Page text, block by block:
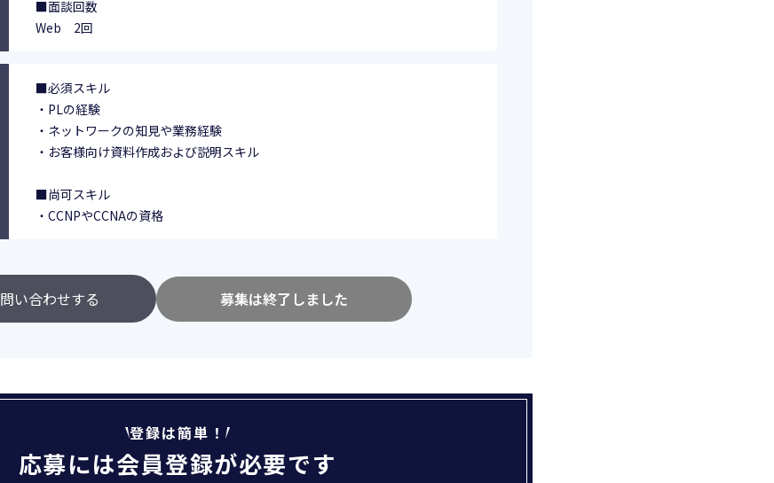
■面談回数
Web 2回
■必須スキル
・PLの経験
・ネットワークの知見や業務経験
・お客様向け資料作成および説明スキル
■尚可スキル
・CCNPやCCNAの資格
問い合わせする 募集は終了しました
登録は簡単！
応募には会員登録が必要です